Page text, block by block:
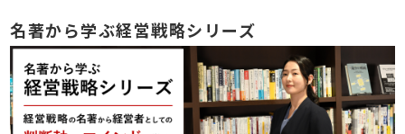
能です。
名著から学ぶ経営戦略シリーズ